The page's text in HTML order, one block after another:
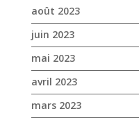
janvier 2023
décembre 2022
novembre 2022
octobre 2022
septembre 2022